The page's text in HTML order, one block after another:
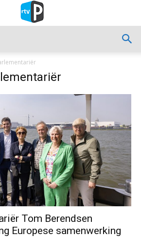
Tom Berendsen
Europese samenwerking